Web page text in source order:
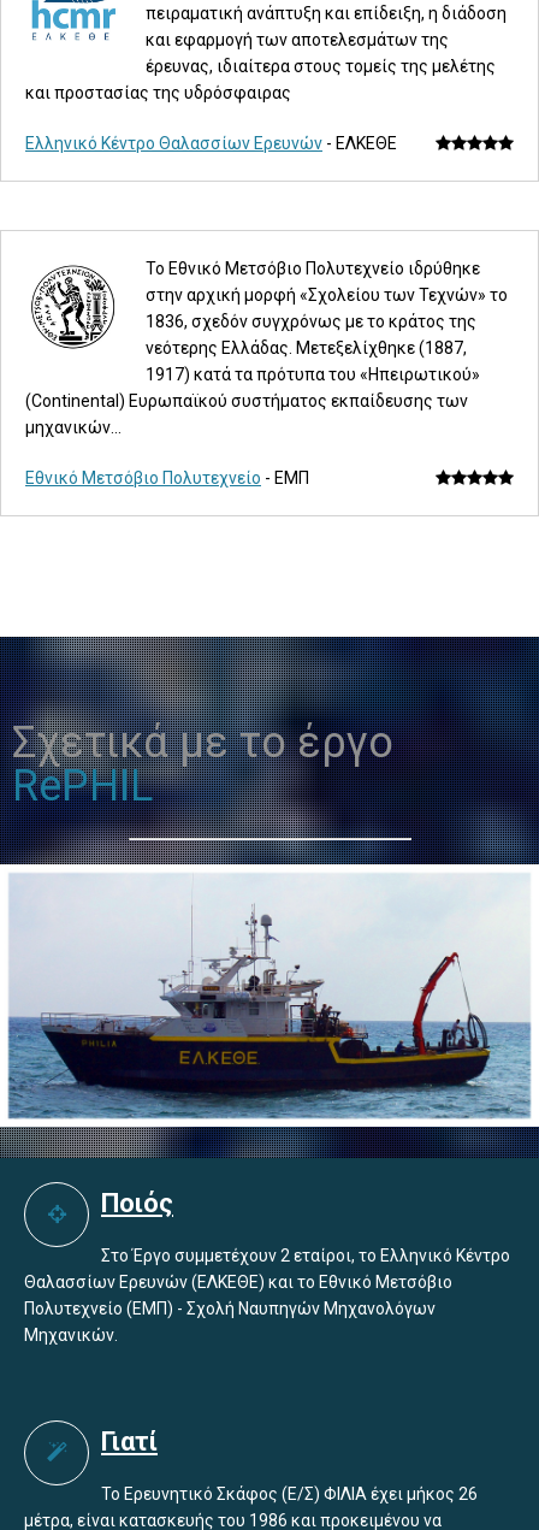
πειραματική ανάπτυξη και επίδειξη, η διάδοση
και εφαρμογή των αποτελεσμάτων της
έρευνας, ιδιαίτερα στους τομείς της μελέτης
και προστασίας της υδρόσφαιρας
Ελληνικό Κέντρο Θαλασσίων Ερευνών - ΕΛΚΕΘΕ
Το Εθνικό Μετσόβιο Πολυτεχνείο ιδρύθηκε
στην αρχική μορφή «Σχολείου των Τεχνών» το
1836, σχεδόν συγχρόνως με το κράτος της
νεότερης Ελλάδας. Μετεξελίχθηκε (1887,
1917) κατά τα πρότυπα του «Ηπειρωτικού»
(Continental) Ευρωπαϊκού συστήματος εκπαίδευσης των
μηχανικών...
Εθνικό Μετσόβιο Πολυτεχνείο - ΕΜΠ
Σχετικά με το έργο
RePHIL
Ποιός
Στο Έργο συμμετέχουν 2 εταίροι, το Ελληνικό Κέντρο
Θαλασσίων Ερευνών (ΕΛΚΕΘΕ) και το Εθνικό Μετσόβιο
Πολυτεχνείο (ΕΜΠ) - Σχολή Ναυπηγών Μηχανολόγων
Μηχανικών.
Γιατί
Το Ερευνητικό Σκάφος (Ε/Σ) ΦΙΛΙΑ έχει μήκος 26
μέτρα, είναι κατασκευής του 1986 και προκειμένου να